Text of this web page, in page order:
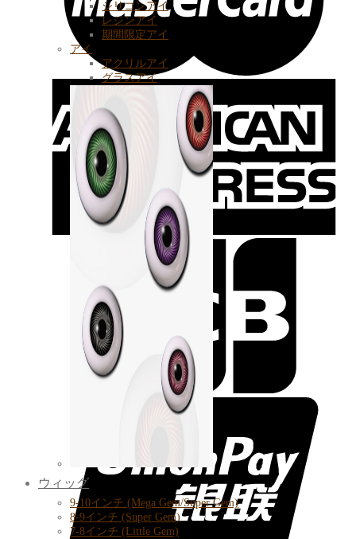
シリコンアイ
レジンアイ
期間限定アイ
アイ
アクリルアイ
グラスアイ
ウィッグ
9-10インチ (Mega Gem/Super Gem)
8-9インチ (Super Gem)
7-8インチ (Little Gem)